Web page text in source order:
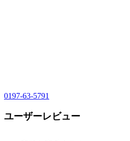
0197-63-5791
ユーザーレビュー